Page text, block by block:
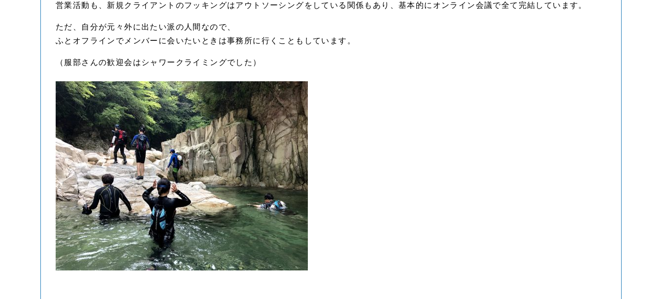
営業活動も、新規クライアントのフッキングはアウトソーシングをしている関係もあり、基本的にオンライン会議で全て完結しています。
ただ、自分が元々外に出たい派の人間なので、
ふとオフラインでメンバーに会いたいときは事務所に行くこともしています。
（服部さんの歓迎会はシャワークライミングでした）